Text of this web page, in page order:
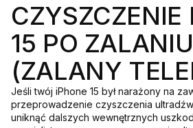
CZYSZCZENIE
15 PO ZALANIU
(ZALANY
Jeśli twój iPhone 15 był narażony na
przeprowadzenie czyszczenia
uniknąć dalszych wewnętrznych